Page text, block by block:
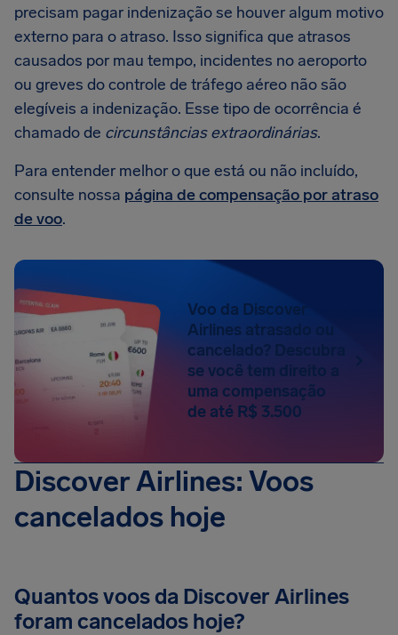
precisam pagar indenização se houver algum motivo
externo para o atraso. Isso significa que atrasos
causados por mau tempo, incidentes no aeroporto
ou greves do controle de tráfego aéreo não são
elegíveis a indenização. Esse tipo de ocorrência é
chamado de circunstâncias extraordinárias.
Para entender melhor o que está ou não incluído,
consulte nossa página de compensação por atraso
de voo.
Voo da Discover
Airlines atrasado ou
cancelado? Descubra
se você tem direito a
uma compensação
de até R$ 3.500
Discover Airlines: Voos
cancelados hoje
Quantos voos da Discover Airlines
foram cancelados hoje?